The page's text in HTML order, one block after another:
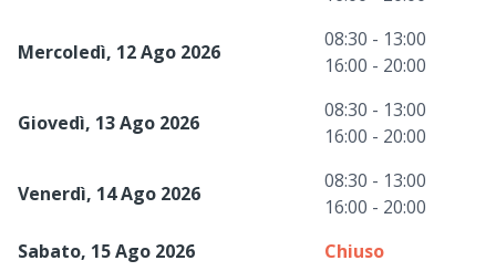
Mercoledì, 12 Ago 2026
08:30 - 13:00
16:00 - 20:00
Giovedì, 13 Ago 2026
08:30 - 13:00
16:00 - 20:00
Venerdì, 14 Ago 2026
08:30 - 13:00
16:00 - 20:00
Sabato, 15 Ago 2026
Chiuso